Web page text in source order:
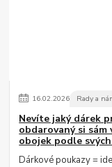
16.02.2026 Rady a
Nevíte jaký dárek
obdarovaný si
obojek podle
Dárkové poukazy =